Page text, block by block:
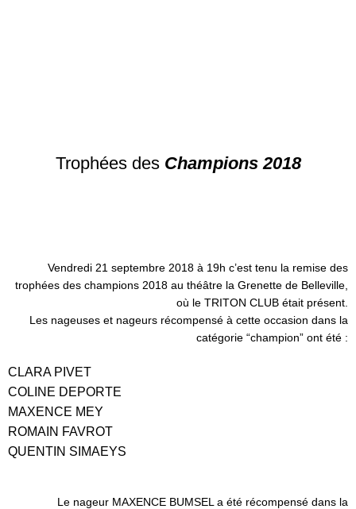
Trophées des Champions 2018
Vendredi 21 septembre 2018 à 19h c’est tenu la remise des
trophées des champions 2018 au théâtre la Grenette de Belleville,
où le TRITON CLUB était présent.
Les nageuses et nageurs récompensé à cette occasion dans la
catégorie “champion” ont été :
CLARA PIVET
COLINE DEPORTE
MAXENCE MEY
ROMAIN FAVROT
QUENTIN SIMAEYS
Le nageur MAXENCE BUMSEL a été récompensé dans la